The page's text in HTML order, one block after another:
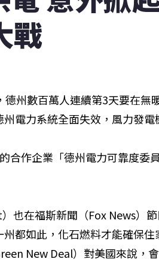
戰
州數百萬人連續第3天要在無
電力系統全面失效，風力發電
合作企業「德州電力可靠度委
也在福斯新聞（Fox News）
都如此，化石燃料才能確保
New Deal）對美國來說，